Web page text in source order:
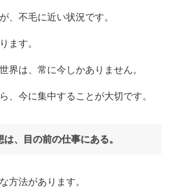
、不毛に近い状況です。
ます。
界は、常に今しかありません。
、今に集中することが大切です。
、目の前の仕事にある。
方法があります。